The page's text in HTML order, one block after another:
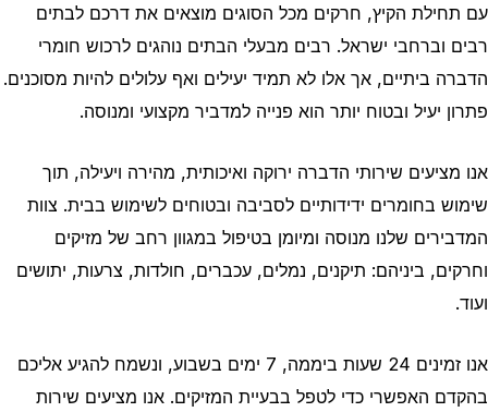
עם תחילת הקיץ, חרקים מכל הסוגים מוצאים את דרכם לבתים
רבים וברחבי ישראל. רבים מבעלי הבתים נוהגים לרכוש חומרי
הדברה ביתיים, אך אלו לא תמיד יעילים ואף עלולים להיות מסוכנים.
פתרון יעיל ובטוח יותר הוא פנייה למדביר מקצועי ומנוסה.
אנו מציעים שירותי הדברה ירוקה ואיכותית, מהירה ויעילה, תוך
שימוש בחומרים ידידותיים לסביבה ובטוחים לשימוש בבית. צוות
המדבירים שלנו מנוסה ומיומן בטיפול במגוון רחב של מזיקים
וחרקים, ביניהם: תיקנים, נמלים, עכברים, חולדות, צרעות, יתושים
ועוד.
אנו זמינים 24 שעות ביממה, 7 ימים בשבוע, ונשמח להגיע אליכם
בהקדם האפשרי כדי לטפל בבעיית המזיקים. אנו מציעים שירות